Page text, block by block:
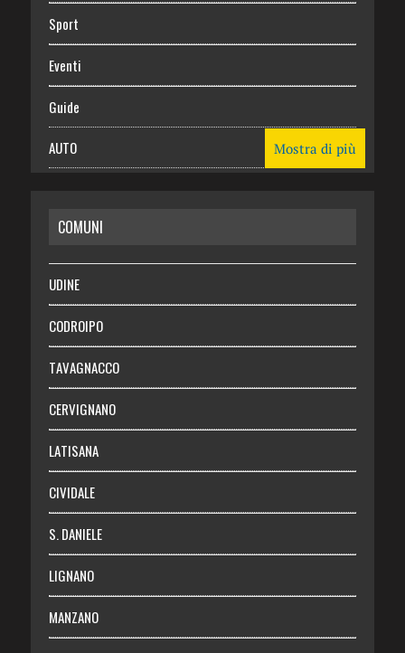
Sport
Eventi
Guide
AUTO
RISPARMIO
SALUTE
Necrologie
Chi siamo
Abbonati
Login
Mostra di più
COMUNI
UDINE
CODROIPO
TAVAGNACCO
CERVIGNANO
LATISANA
CIVIDALE
S. DANIELE
LIGNANO
MANZANO